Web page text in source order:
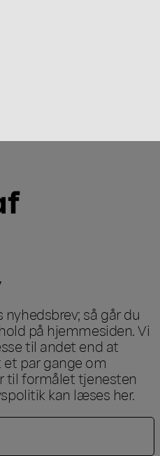
så går du
på hjemmesiden. Vi
til andet end at
par gange om
til formålet tjenesten
kan læses her.